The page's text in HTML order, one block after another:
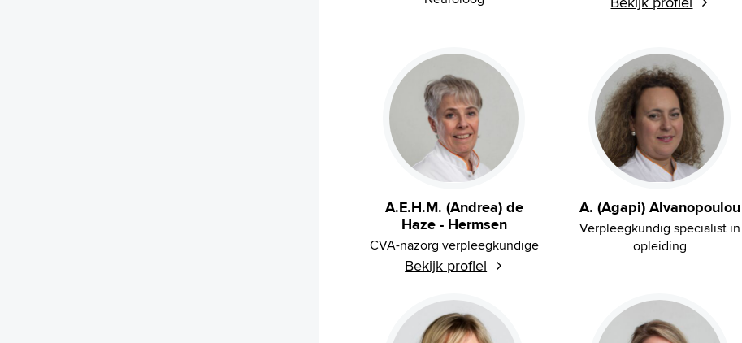
A.E.H.M. (Andrea) de
Haze - Hermsen
CVA-nazorg verpleegkundige
Bekijk profiel
A. (Agapi) Alvanopoulou
Verpleegkundig specialist in
opleiding